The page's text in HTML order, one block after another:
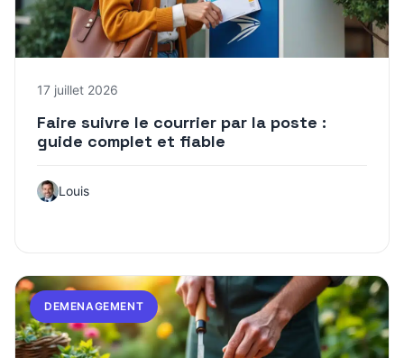
17 juillet 2026
Faire suivre le courrier par la poste :
guide complet et fiable
Louis
DEMENAGEMENT